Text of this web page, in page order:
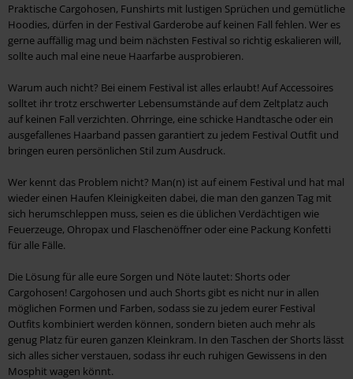
Praktische Cargohosen, Funshirts mit lustigen Sprüchen und gemütliche
Hoodies, dürfen in der Festival Garderobe auf keinen Fall fehlen. Wer es
gerne auffällig mag und beim nächsten Festival so richtig eskalieren will,
sollte auch mal eine neue Haarfarbe ausprobieren.
Warum auch nicht? Bei einem Festival ist alles erlaubt! Auf Accessoires
solltet ihr trotz erschwerter Lebensumstände auf dem Zeltplatz auch
auf keinen Fall verzichten. Ohrringe, eine schicke Handtasche oder ein
ausgefallenes Haarband passen garantiert zu jedem Festival Outfit und
bringen euren persönlichen Stil zum Ausdruck.
Wer kennt das Problem nicht? Man(n) ist auf einem Festival und hat mal
wieder einen Haufen Kleinigkeiten dabei, die man den ganzen Tag mit
sich herumschleppen muss, seien es die üblichen Verdächtigen wie
Feuerzeuge, Ohropax und Flaschenöffner oder eine Packung Konfetti
für alle Fälle.
Die Lösung für alle eure Sorgen und Nöte lautet: Shorts oder
Cargohosen! Cargohosen und auch Shorts gibt es nicht nur in allen
möglichen Formen und Farben, sodass sie zu jedem eurer Festival
Outfits kombiniert werden können, sondern bieten auch mehr als
genug Platz für euren ganzen Kleinkram. In den Taschen der Shorts lässt
sich alles sicher verstauen, sodass ihr euch ruhigen Gewissens in den
Mosphit wagen könnt.